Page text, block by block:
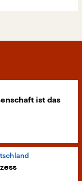
ist das